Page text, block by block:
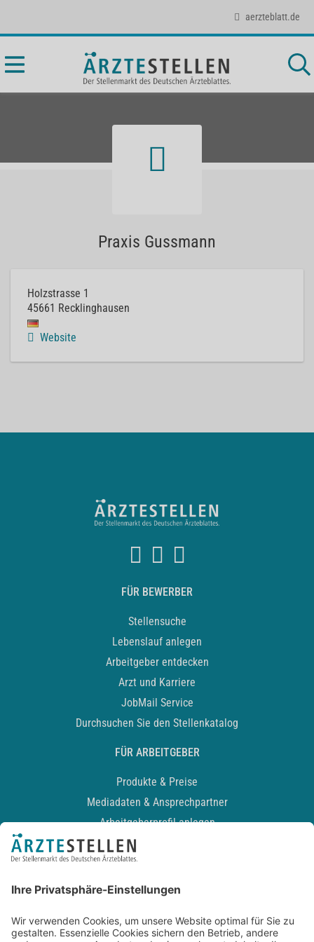
aerzteblatt.de
Praxis Gussmann
Holzstrasse 1
45661 Recklinghausen
Website
FÜR BEWERBER
Stellensuche
Lebenslauf anlegen
Arbeitgeber entdecken
Arzt und Karriere
JobMail Service
Durchsuchen Sie den Stellenkatalog
FÜR ARBEITGEBER
Produkte & Preise
Mediadaten & Ansprechpartner
Arbeitgeberprofil anlegen
Recruiting-Podcast
Kontakt